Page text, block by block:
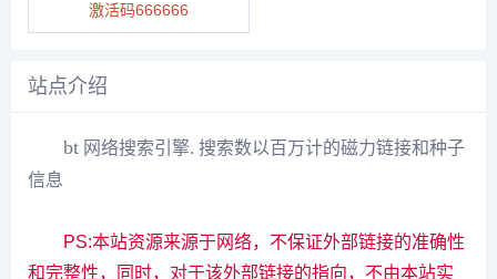
激活码666666
站点介绍
bt 网络搜索引擎. 搜索数以百万计的磁力链接和种子
信息
PS:本站资源来源于网络，不保证外部链接的准确性
和完整性，同时，对于该外部链接的指向，不由本站实